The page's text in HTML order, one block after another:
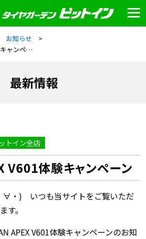
お知らせ
ADVAN APEX V601体験キャンペーン
最新情報
トイン全店
V601体験キャンペーン
∀・) いつも当サイトをご覧いただ
す。
APEX V601体験キャンペーンのお知